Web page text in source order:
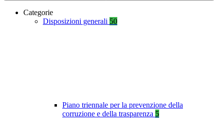
Categorie
Disposizioni generali 50
Piano triennale per la prevenzione della
corruzione e della trasparenza 5